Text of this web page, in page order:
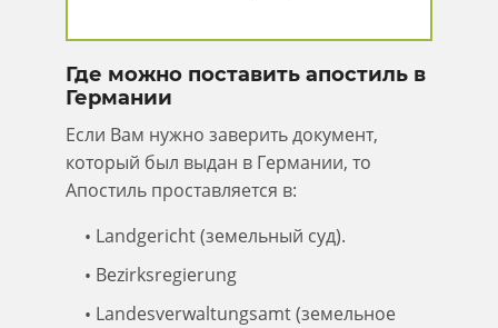
Где можно поставить апостиль в
Германии
Если Вам нужно заверить документ,
который был выдан в Германии, то
Апостиль проставляется в:
Landgericht (земельный суд).
Bezirksregierung
Landesverwaltungsamt (земельное